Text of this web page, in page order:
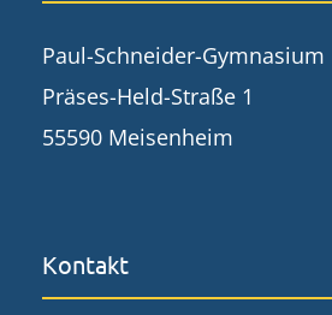
Paul-Schneider-Gymnasium
Präses-Held-Straße 1
55590 Meisenheim
Kontakt